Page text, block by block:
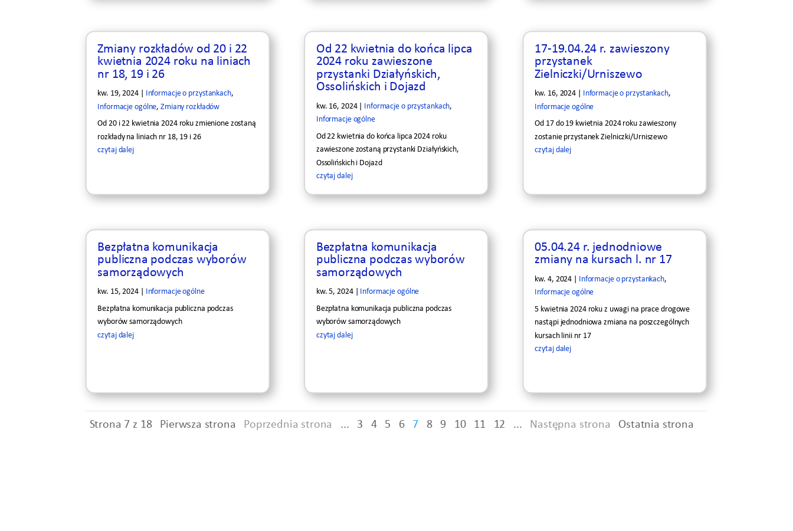
Zmiany rozkładów od 20 i 22
kwietnia 2024 roku na liniach
nr 18, 19 i 26
kw. 19, 2024 Informacje o przystankach,
Informacje ogólne,Zmiany rozkładów
Od 20 i 22 kwietnia 2024 roku zmienione zostaną
rozkłady na liniach nr 18, 19 i 26
czytaj dalej
Bezpłatna komunikacja
publiczna podczas wyborów
samorządowych
kw. 15, 2024 Informacje ogólne
Bezpłatna komunikacja publiczna podczas
wyborów samorządowych
czytaj dalej
Od 22 kwietnia do końca lipca
2024 roku zawieszone
przystanki Działyńskich,
Ossolińskich i Dojazd
kw. 16, 2024| Informacje o przystankach,
Informacje ogólne
Od 22 kwietnia do końca lipca 2024 roku
zawieszone zostaną przystanki Działyńskich,
Ossolińskich i Dojazd
czytaj dalej
Bezpłatna komunikacja
publiczna podczas wyborów
samorządowych
kw. 5, 2024| Informacje ogólne
Bezpłatna komunikacja publiczna podczas
wyborów samorządowych
czytaj dalej
17-19.04.24 r. zawieszony
przystanek
Zielniczki/Urniszewo
kw. 16, 2024 Informacje o przystankach,
Informacje ogólne
Od 17 do 19 kwietnia 2024 roku zawieszony
zostanie przystanek Zielniczki/Urniszewo
czytaj dalej
05.04.24 r. jednodniowe
zmiany na kursach l. nr 17
kw. 4, 2024 Informacje o przystankach,
Informacje ogólne
5 kwietnia 2024 roku z uwagi na prace drogowe
nastąpi jednodniowa zmiana na poszczególnych
kursach linii nr 17
czytaj dalej
Strona 7 z 18 Pierwsza strona Poprzednia strona ... 3 4 5 6 7 8 9 10 11 12 ... Następna strona Ostatnia strona